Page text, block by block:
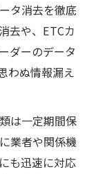
タ消去を徹底
去や、ETCカ
ダーのデータ
わぬ情報漏え
は一定期間保
業者や関係機
も迅速に対応